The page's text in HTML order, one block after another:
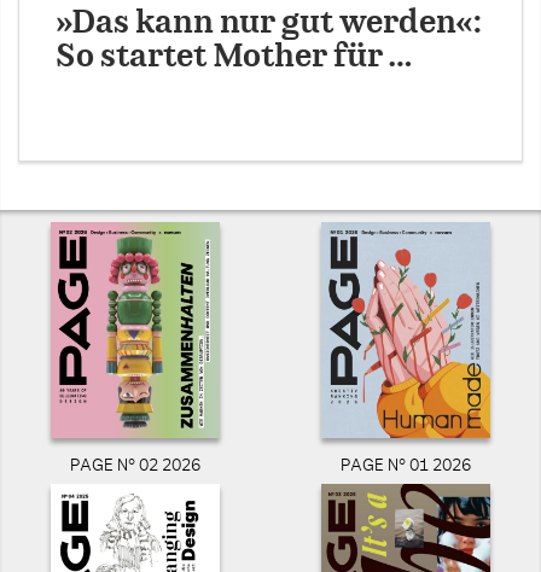
»Das kann nur gut werden«:
So startet Mother für …
PAGE N° 02 2026 PAGE N° 01 2026